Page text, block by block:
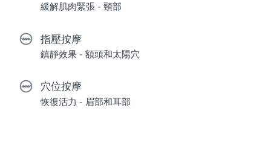
緩解肌肉緊張 - 頸部
指壓按摩
鎮靜效果 - 額頭和太陽穴
穴位按摩
恢復活力 - 眉部和耳部